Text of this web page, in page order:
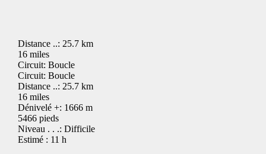
Distance ..: 25.7 km
16 miles
Circuit: Boucle
Circuit: Boucle
Distance ..: 25.7 km
16 miles
Dénivelé +: 1666 m
5466 pieds
Niveau . . .: Difficile
Estimé : 11 h